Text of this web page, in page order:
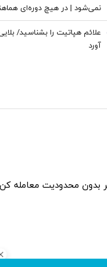
نمی‌شود | در هیچ دوره‌ای
امروز نبود | ادبیاتمان در زمان
باشد؟
علائم هپاتیت را بشناسید/
آورد
بدون محدودیت معامله